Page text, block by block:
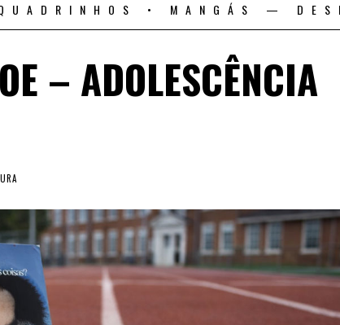
• MANGÁS —
– ADOLESCÊNCIA